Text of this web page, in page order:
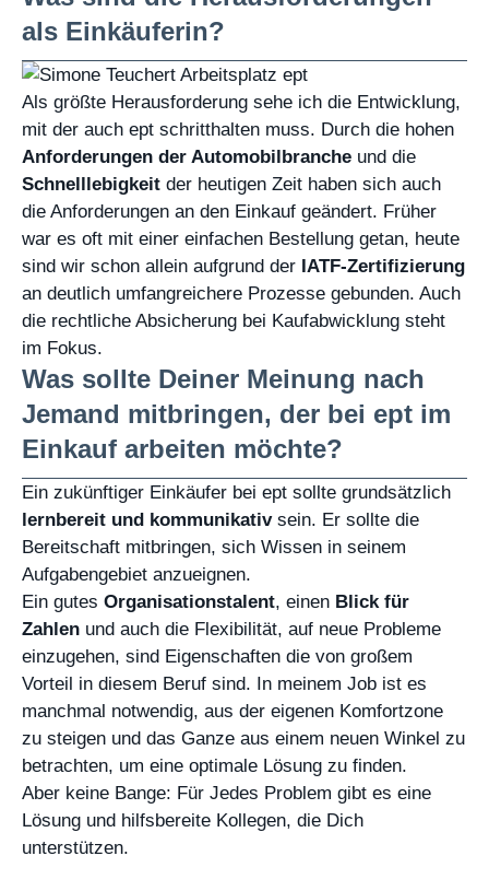
als Einkäuferin?
Als größte Herausforderung sehe ich die Entwicklung,
mit der auch ept schritthalten muss. Durch die hohen
Anforderungen der Automobilbranche und die
Schnelllebigkeit der heutigen Zeit haben sich auch
die Anforderungen an den Einkauf geändert. Früher
war es oft mit einer einfachen Bestellung getan, heute
sind wir schon allein aufgrund der IATF-Zertifizierung
an deutlich umfangreichere Prozesse gebunden. Auch
die rechtliche Absicherung bei Kaufabwicklung steht
im Fokus.
Was sollte Deiner Meinung nach
Jemand mitbringen, der bei ept im
Einkauf arbeiten möchte?
Ein zukünftiger Einkäufer bei ept sollte grundsätzlich
lernbereit und kommunikativsein. Er sollte die
Bereitschaft mitbringen, sich Wissen in seinem
Aufgabengebiet anzueignen.
Ein gutes Organisationstalent, einen Blick für
Zahlen und auch die Flexibilität, auf neue Probleme
einzugehen, sind Eigenschaften die von großem
Vorteil in diesem Beruf sind. In meinem Job ist es
manchmal notwendig, aus der eigenen Komfortzone
zu steigen und das Ganze aus einem neuen Winkel zu
betrachten, um eine optimale Lösung zu finden.
Aber keine Bange: Für Jedes Problem gibt es eine
Lösung und hilfsbereite Kollegen, die Dich
unterstützen.